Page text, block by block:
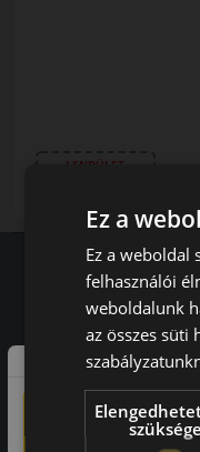
LENDÜLET
a vásárlók közül
Ez a
Ez a weboldal
felhasználói
weboldalunk
az összes süti